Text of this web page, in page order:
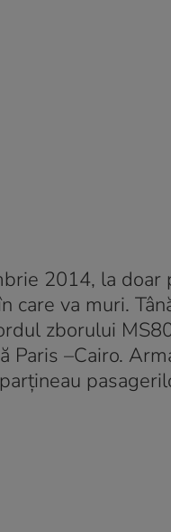
2014, la
care va muri.
zborului
Paris –Cairo.